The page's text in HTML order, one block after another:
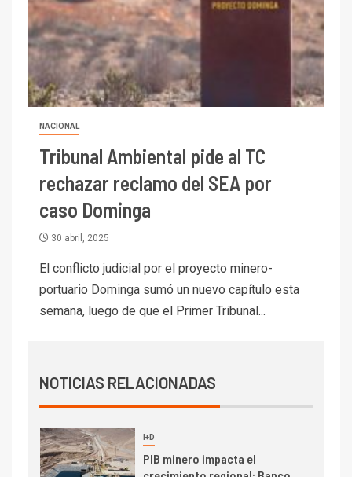
NACIONAL
Tribunal Ambiental pide al TC
rechazar reclamo del SEA por
caso Dominga
30 abril, 2025
El conflicto judicial por el proyecto minero-
portuario Dominga sumó un nuevo capítulo esta
semana, luego de que el Primer Tribunal...
NOTICIAS RELACIONADAS
se relacionan en zonas
mineras
BHP proyecta producción de
cobre cercana a 2 millones de
toneladas tras récord en
7 I+D
Codelco reporta Ebitda de US$
6.670 millones y mejora sus
indicadores financieros
Codelco Ventanas prueba
camión 100% eléctrico para
transportar cátodos al Puerto
de San Antonio
Producción minera en mayo de
2026 cae 10,6%
3 I+D
PIB minero impacta el